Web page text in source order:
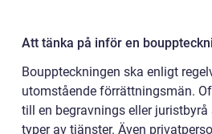
Att tänka på inför en
Bouppteckningen ska enligt
utomstående förrättningsmän.
till en begravnings eller juristbyrå
typer av tjänster. Även